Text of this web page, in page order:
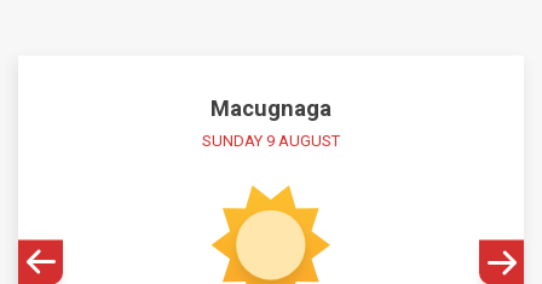
Macugnaga
SUNDAY 9 AUGUST